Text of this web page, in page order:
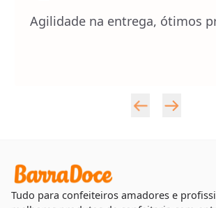
Agilidade na entrega, ótimos
Tudo para confeiteiros amadores e